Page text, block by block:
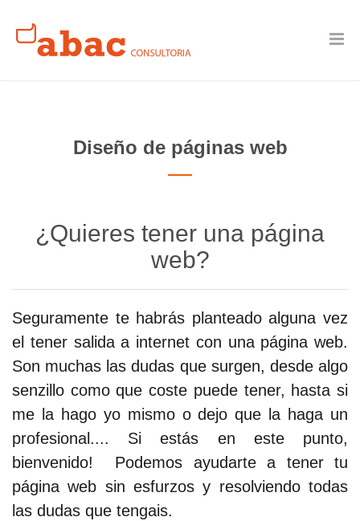
Diseño de páginas web
¿Quieres tener una página
web?
Seguramente te habrás planteado alguna vez
el tener salida a internet con una página web.
Son muchas las dudas que surgen, desde algo
senzillo como que coste puede tener, hasta si
me la hago yo mismo o dejo que la haga un
profesional.... Si estás en este punto,
bienvenido! Podemos ayudarte a tener tu
página web sin esfurzos y resolviendo todas
las dudas que tengais.